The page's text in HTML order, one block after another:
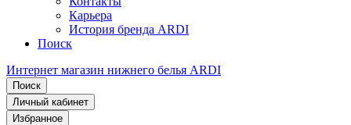
Карьера
История бренда ARDI
Поиск
Интернет магазин нижнего белья ARDI
Поиск
Личный кабинет
Избранное